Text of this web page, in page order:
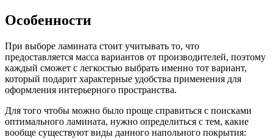
Особенности
При выборе ламината стоит учитывать то, что
предоставляется масса вариантов от производителей, поэтому
каждый сможет с легкостью выбрать именно тот вариант,
который подарит характерные удобства применения для
оформления интерьерного пространства.
Для того чтобы можно было проще справиться с поисками
оптимального ламината, нужно определиться с тем, какие
вообще существуют виды данного напольного покрытия: